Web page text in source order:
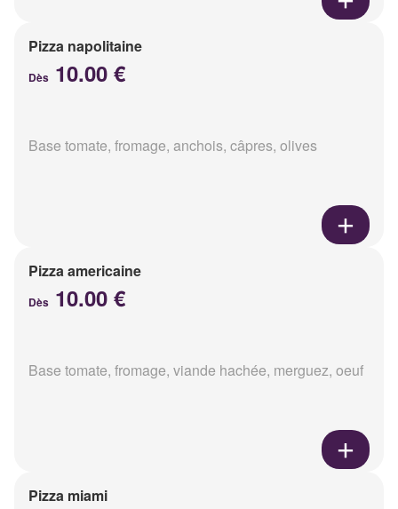
Pizza napolitaine
Dès 10.00 €
Base tomate, fromage, anchois, câpres, olives
Pizza americaine
Dès 10.00 €
Base tomate, fromage, viande hachée, merguez, oeuf
Pizza miami